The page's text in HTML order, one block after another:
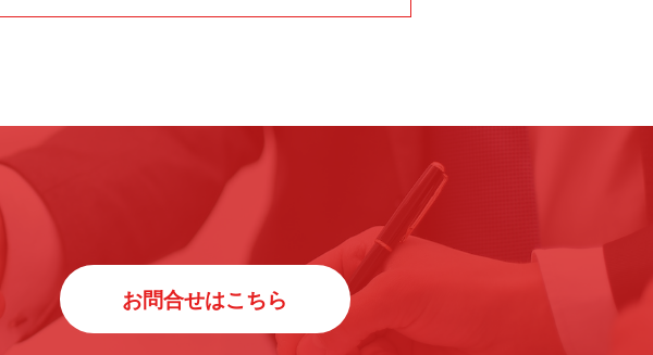
お問合せはこちら